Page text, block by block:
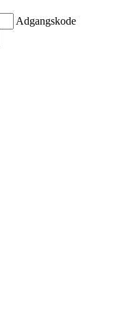
Adgangskode